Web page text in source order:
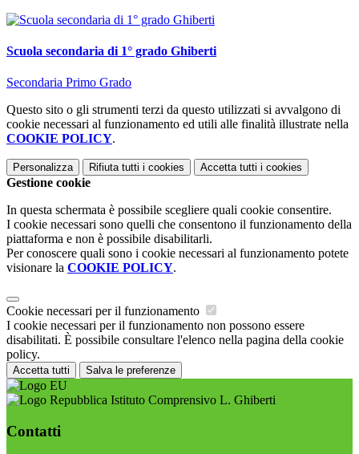
Scuola secondaria di 1° grado Ghiberti
Secondaria Primo Grado
Questo sito o gli strumenti terzi da questo utilizzati si avvalgono di
cookie necessari al funzionamento ed utili alle finalità illustrate nella
COOKIE POLICY.
Personalizza Rifiuta tutti i cookies Accetta tutti i cookies
Gestione cookie
In questa schermata è possibile scegliere quali cookie consentire.
I cookie necessari sono quelli che consentono il funzionamento della
piattaforma e non è possibile disabilitarli.
Per conoscere quali sono i cookie necessari al funzionamento potete
visionare la COOKIE POLICY.
Cookie necessari per il funzionamento
I cookie necessari per il funzionamento non possono essere
disabilitati. È possibile consultare l'elenco nella pagina della cookie
policy.
Accetta tutti Salva le preferenze
Istituto Comprensivo L. Ghiberti
Contatti